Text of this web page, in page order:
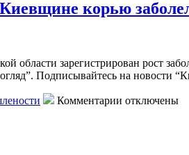
корью
области зарегистрирован рост
Подписывайтесь на новости
Комментарии отключены